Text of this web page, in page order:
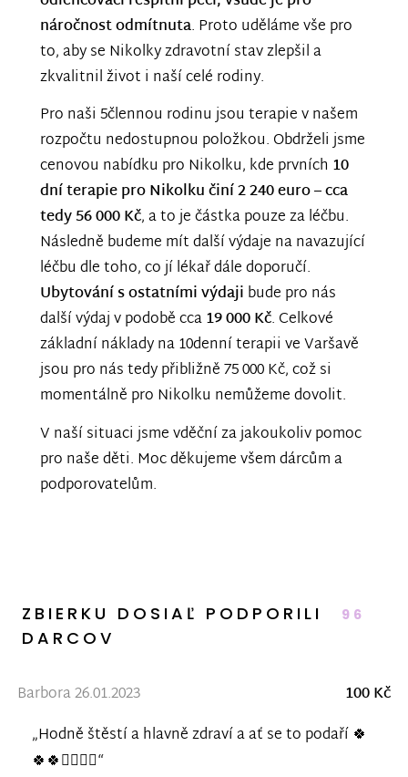
náročnost odmítnuta. Proto uděláme vše pro
to, aby se Nikolky zdravotní stav zlepšil a
zkvalitnil život i naší celé rodiny.
Pro naši 5člennou rodinu jsou terapie v našem
rozpočtu nedostupnou položkou. Obdrželi jsme
cenovou nabídku pro Nikolku, kde prvních 10
dní terapie pro Nikolku činí 2 240 euro – cca
tedy 56 000 Kč, a to je částka pouze za léčbu.
Následně budeme mít další výdaje na navazující
léčbu dle toho, co jí lékař dále doporučí.
Ubytování s ostatními výdaji bude pro nás
další výdaj v podobě cca19 000 Kč. Celkové
základní náklady na 10denní terapii ve Varšavě
jsou pro nás tedy přibližně 75 000 Kč, což si
momentálně pro Nikolku nemůžeme dovolit.
V naší situaci jsme vděční za jakoukoliv pomoc
pro naše děti. Moc děkujeme všem dárcům a
podporovatelům.
ZBIERKU DOSIAĽ PODPORILI 96
DARCOV
Barbora 26.01.2023
100 Kč
„Hodně štěstí a hlavně zdraví a ať se to podaří 🍀
🍀🍀✊🏼✊🏼“